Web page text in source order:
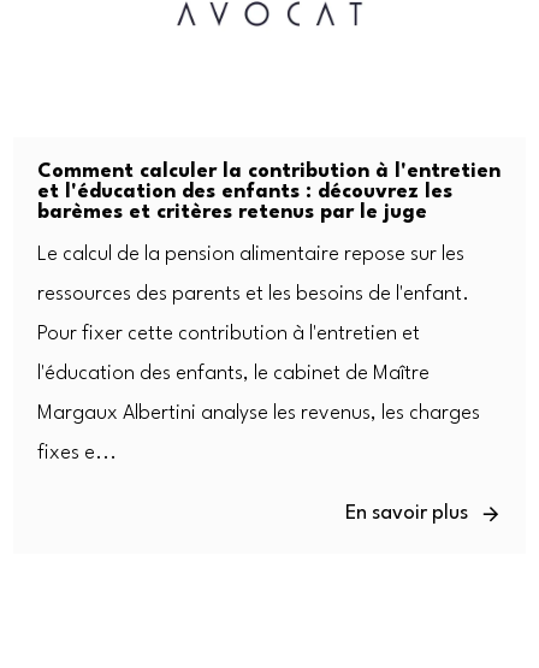
Comment calculer la contribution à l'entretien
et l'éducation des enfants : découvrez les
barèmes et critères retenus par le juge
Le calcul de la pension alimentaire repose sur les
ressources des parents et les besoins de l'enfant.
Pour fixer cette contribution à l'entretien et
l'éducation des enfants, le cabinet de Maître
Margaux Albertini analyse les revenus, les charges
fixes e...
En savoir plus